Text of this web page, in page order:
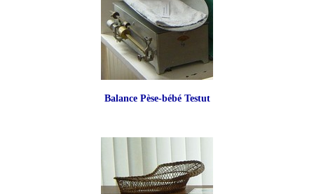
Balance Pèse-bébé Testut